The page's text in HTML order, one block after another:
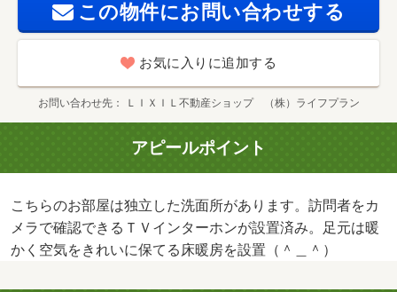
この物件にお問い合わせする
お気に入りに追加する
お問い合わせ先 ＬＩＸＩＬ不動産ショップ （株）ライフプラン
アピールポイント
こちらのお部屋は独立した洗面所があります。訪問者をカ
メラで確認できるＴＶインターホンが設置済み。足元は暖
かく空気をきれいに保てる床暖房を設置（＾＿＾）